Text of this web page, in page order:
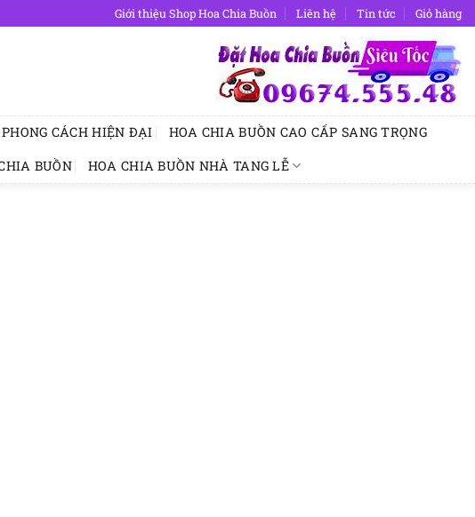
Giới thiệu Shop Hoa Chia Buồn Liên hệ Tin tức Giỏ hàng
CÁCH HIỆN ĐẠI
HOA CHIA BUỒN CAO CẤP SANG TRỌNG
BUỒN HOA CHIA BUỒN NHÀ TANG LỄ